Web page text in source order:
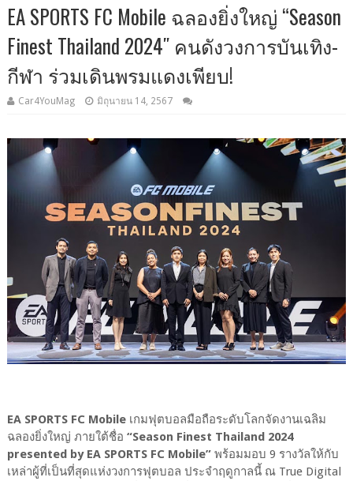
EA SPORTS FC Mobile ฉลองยิ่งใหญ่ “Season
Finest Thailand 2024″ คนดังวงการบันเทิง-
กีฬา ร่วมเดินพรมแดงเพียบ!
Car4YouMag มิถุนายน 14, 2567
EA SPORTS FC Mobileเกมฟุตบอลมือถือระดับโลกจัดงานเฉลิม
ฉลองยิ่งใหญ่ ภายใต้ชื่อ “Season Finest Thailand 2024
presented by EA SPORTS FC Mobile”พร้อมมอบ 9 รางวัลให้กับ
เหล่าผู้ที่เป็นที่สุดแห่งวงการฟุตบอล ประจําฤดูกาลนี้ ณ True Digital